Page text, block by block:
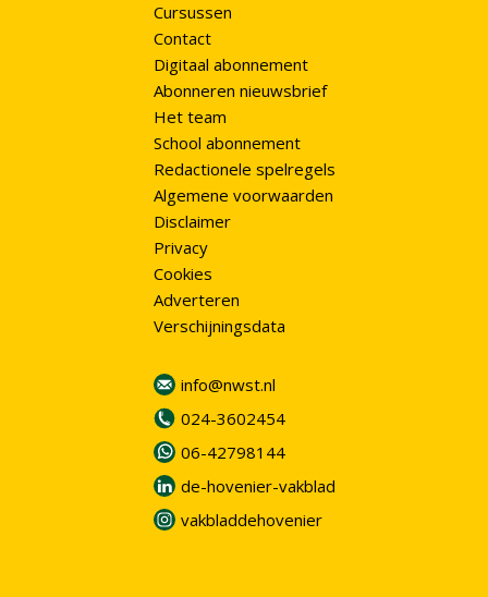
Cursussen
Contact
Digitaal abonnement
Abonneren nieuwsbrief
Het team
School abonnement
Redactionele spelregels
Algemene voorwaarden
Disclaimer
Privacy
Cookies
Adverteren
Verschijningsdata
info@nwst.nl
024-3602454
06-42798144
de-hovenier-vakblad
vakbladdehovenier